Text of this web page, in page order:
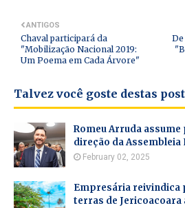
ANTIGOS
Chaval participará da
"Mobilização Nacional 2019:
Um Poema em Cada Árvore"
Talvez você goste destas
Romeu Arruda
direção da
February 02, 2025
Empresária reivindica
terras de Jericoacoara